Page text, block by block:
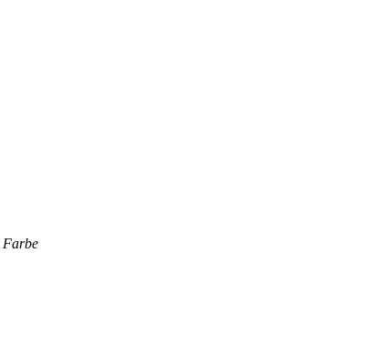
Farbe